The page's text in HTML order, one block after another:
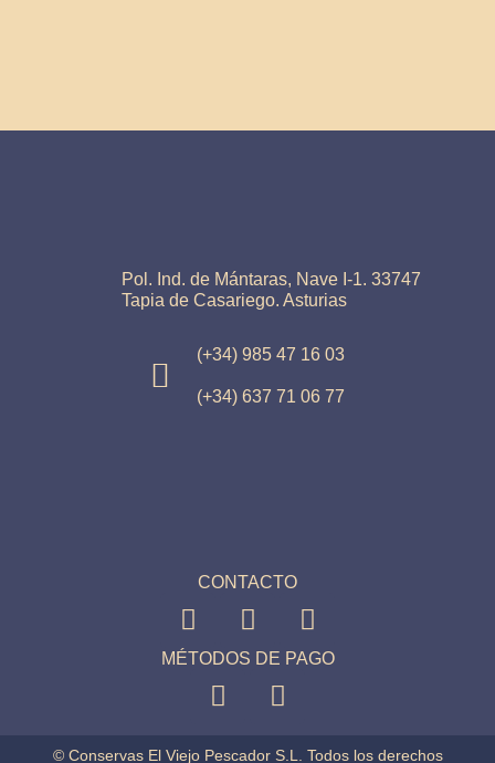
Pol. Ind. de Mántaras, Nave I-1. 33747
Tapia de Casariego. Asturias
(+34) 985 47 16 03
(+34) 637 71 06 77
CONTACTO
MÉTODOS DE PAGO
© Conservas El Viejo Pescador S.L. Todos los derechos